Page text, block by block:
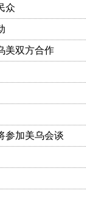
众
美双方合作
参加美乌会谈